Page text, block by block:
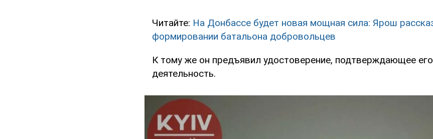
Читайте: На Донбассе будет новая мощная сила: Ярош
формировании батальона добровольцев
К тому же он предъявил удостоверение, подтверждающее
деятельность.